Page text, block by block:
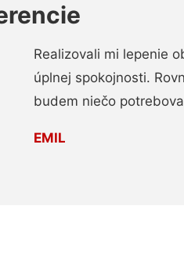
Realizovali mi lepenie
úplnej spokojnosti.
budem niečo
EMIL